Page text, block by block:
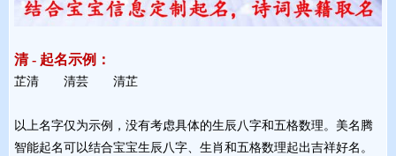
清 - 起名示例：
芷清 清芸 清芷
以上名字仅为示例，没有考虑具体的生辰八字和五格数理。美名腾
智能起名可以结合宝宝生辰八字、生肖和五格数理起出吉祥好名。